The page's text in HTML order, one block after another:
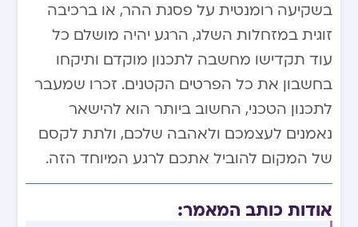
בשקיעה רומנטית על פסגת ההר, או ברכיבה
זוגית במזחלות השלג, הרגע יהיה מושלם כל
עוד תקדישו מחשבה לתכנון מוקדם ותיקחו
בחשבון את כל הפרטים הקטנים. זכרו שמעבר
לתכנון הטכני, החשוב ביותר הוא להישאר
נאמנים לעצמכם ולאהבה שלכם, ולתת לקסם
של המקום להוביל אתכם לרגע המיוחד הזה.
אודות כותב המאמר: